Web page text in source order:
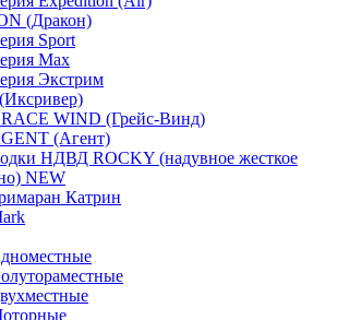
(Дракон)
Sport
Max
Экстрим
WIND (Грейс-Винд)
(Агент)
НДВД ROCKY (надувное жесткое
NEW
Катрин